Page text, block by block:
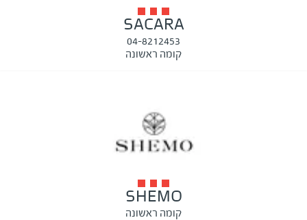
SACARA
04-8212453
קומה ראשונה
SHEMO
קומה ראשונה